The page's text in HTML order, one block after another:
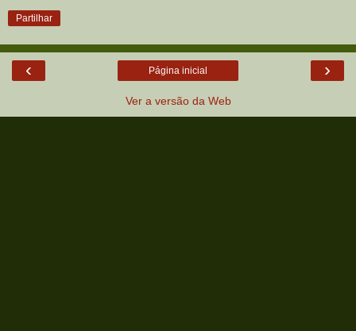
Partilhar
‹ ›
Página inicial
Ver a versão da Web